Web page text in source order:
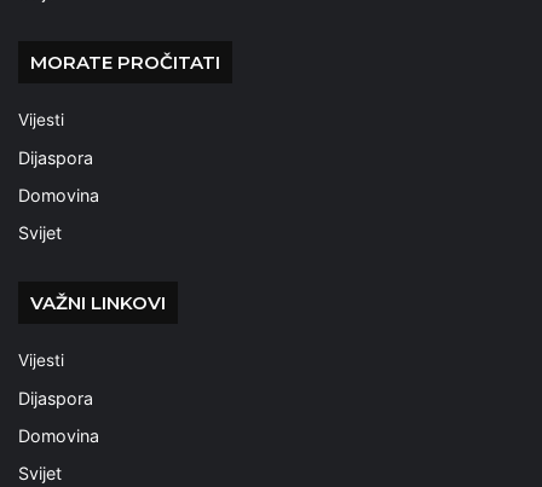
MORATE PROČITATI
Vijesti
Dijaspora
Domovina
Svijet
VAŽNI LINKOVI
Vijesti
Dijaspora
Domovina
Svijet